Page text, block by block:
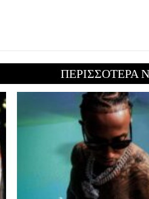
ΠΕΡΙΣΣΟΤΕΡΑ